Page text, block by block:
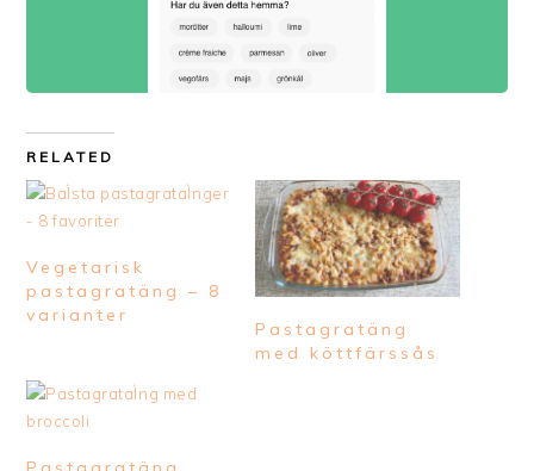
RELATED
Vegetarisk
pastagratäng – 8
varianter
Pastagratäng
med köttfärssås